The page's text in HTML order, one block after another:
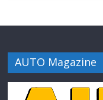
AUTO Magazine